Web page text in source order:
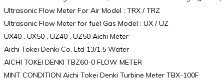
Ultrasonic Flow Meter For Air Model : TRX / TRZ
Ultrasonic Flow Meter for fuel Gas Model : UX / UZ
UX40 , UX50 , UZ40 , UZ50 Aichi Meter
Aichi Tokei Denki Co. Ltd 13/1.5 Water
AICHI TOKEI DENKI TBZ60-0 FLOW METER
MINT CONDITION Aichi Tokei Denki Turbine Meter TBX-100F